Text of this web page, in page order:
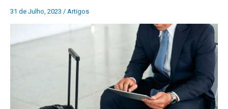
31 de Julho, 2023 / Artigos